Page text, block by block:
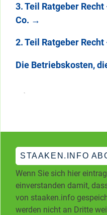
3. Teil Ratgeber
Co. →
2. Teil Ratgeber
Die Betriebskosten,
STAAKEN.INFO
Wenn Sie sich hier
einverstanden damit,
von staaken.info
werden nicht an Dritte